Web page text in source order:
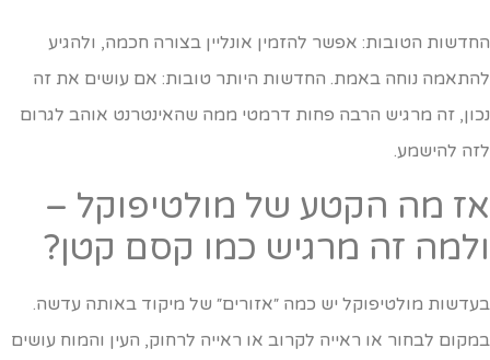
הטובות: אפשר להזמין אונליין בצורה חכמה, ולהגיע
נוחה באמת. החדשות היותר טובות: אם עושים את זה
זה מרגיש הרבה פחות דרמטי ממה שהאינטרנט אוהב לגרום
להישמע.
מה הקטע של מולטיפוקל –
זה מרגיש כמו קסם קטן?
מולטיפוקל יש כמה ״אזורים״ של מיקוד באותה עדשה.
לבחור או ראייה לקרוב או ראייה לרחוק, העין והמוח עושים